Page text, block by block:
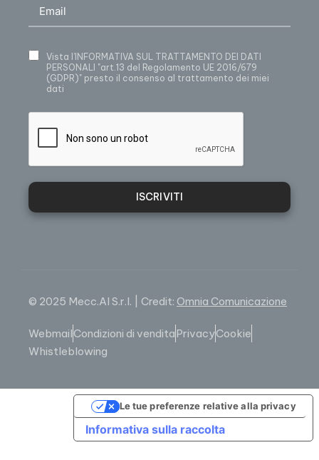
Vista l’INFORMATIVA SUL TRATTAMENTO DEI DATI
PERSONALI
"art.13 del Regolamento UE 2016/679
(GDPR)" presto il consenso al trattamento dei miei
dati
ISCRIVITI
© 2025 Mecc.Al S.r.l. | Credit: Omnia Comunicazione
WebmailCondizioni di venditaPrivacyCookie
Whistleblowing
Informativa sulla raccolta
Le tue preferenze relative alla privacy